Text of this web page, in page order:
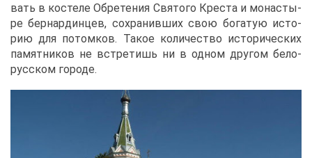
вать в ко­сте­ле Об­ре­те­ния Свя­то­го Кре­ста и мо­на­сты­
ре бер­нар­дин­цев, со­хра­нив­ших свою бо­га­тую ис­то­
рию для по­том­ков. Та­кое ко­ли­че­ство ис­то­ри­че­ских
па­мят­ни­ков не встре­тишь ни в од­ном дру­гом бе­ло­
рус­ском го­ро­де.